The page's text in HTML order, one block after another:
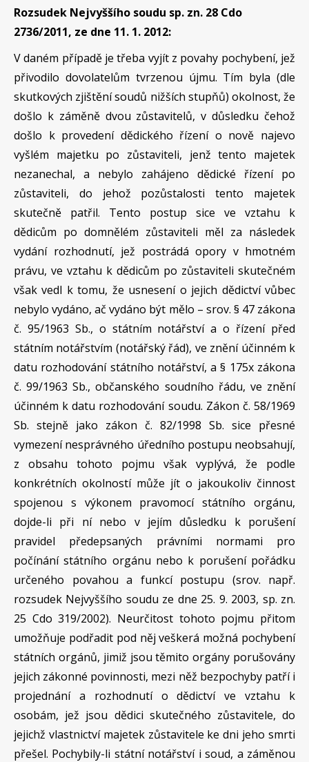
Rozsudek Nejvyššího soudu sp. zn. 28 Cdo
2736/2011, ze dne 11. 1. 2012:
V daném případě je třeba vyjít z povahy pochybení, jež
přivodilo dovolatelům tvrzenou újmu. Tím byla (dle
skutkových zjištění soudů nižších stupňů) okolnost, že
došlo k záměně dvou zůstavitelů, v důsledku čehož
došlo k provedení dědického řízení o nově najevo
vyšlém majetku po zůstaviteli, jenž tento majetek
nezanechal, a nebylo zahájeno dědické řízení po
zůstaviteli, do jehož pozůstalosti tento majetek
skutečně patřil. Tento postup sice ve vztahu k
dědicům po domnělém zůstaviteli měl za následek
vydání rozhodnutí, jež postrádá opory v hmotném
právu, ve vztahu k dědicům po zůstaviteli skutečném
však vedl k tomu, že usnesení o jejich dědictví vůbec
nebylo vydáno, ač vydáno být mělo – srov. § 47 zákona
č. 95/1963 Sb., o státním notářství a o řízení před
státním notářstvím (notářský řád), ve znění účinném k
datu rozhodování státního notářství, a § 175x zákona
č. 99/1963 Sb., občanského soudního řádu, ve znění
účinném k datu rozhodování soudu. Zákon č. 58/1969
Sb. stejně jako zákon č. 82/1998 Sb. sice přesné
vymezení nesprávného úředního postupu neobsahují,
z obsahu tohoto pojmu však vyplývá, že podle
konkrétních okolností může jít o jakoukoliv činnost
spojenou s výkonem pravomocí státního orgánu,
dojde-li při ní nebo v jejím důsledku k porušení
pravidel předepsaných právními normami pro
počínání státního orgánu nebo k porušení pořádku
určeného povahou a funkcí postupu (srov. např.
rozsudek Nejvyššího soudu ze dne 25. 9. 2003, sp. zn.
25 Cdo 319/2002). Neurčitost tohoto pojmu přitom
umožňuje podřadit pod něj veškerá možná pochybení
státních orgánů, jimiž jsou těmito orgány porušovány
jejich zákonné povinnosti, mezi něž bezpochyby patří i
projednání a rozhodnutí o dědictví ve vztahu k
osobám, jež jsou dědici skutečného zůstavitele, do
jejichž vlastnictví majetek zůstavitele ke dni jeho smrti
přešel. Pochybily-li státní notářství i soud, a záměnou